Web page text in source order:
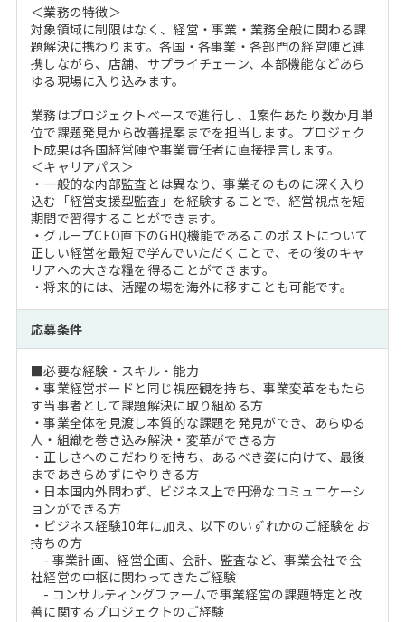
＜業務の特徴＞
対象領域に制限はなく、経営・事業・業務全般に関わる課
題解決に携わります。各国・各事業・各部門の経営陣と連
携しながら、店舗、サプライチェーン、本部機能などあら
ゆる現場に入り込みます。
業務はプロジェクトベースで進行し、1案件あたり数か月単
位で課題発見から改善提案までを担当します。プロジェク
ト成果は各国経営陣や事業責任者に直接提言します。
＜キャリアパス＞
・一般的な内部監査とは異なり、事業そのものに深く入り
込む「経営支援型監査」を経験することで、経営視点を短
期間で習得することができます。
・グループCEO直下のGHQ機能であるこのポストについて
正しい経営を最短で学んでいただくことで、その後のキャ
リアへの大きな糧を得ることができます。
・将来的には、活躍の場を海外に移すことも可能です。
応募条件
■必要な経験・スキル・能力
・事業経営ボードと同じ視座観を持ち、事業変革をもたら
す当事者として課題解決に取り組める方
・事業全体を見渡し本質的な課題を発見ができ、あらゆる
人・組織を巻き込み解決・変革ができる方
・正しさへのこだわりを持ち、あるべき姿に向けて、最後
まであきらめずにやりきる方
・日本国内外問わず、ビジネス上で円滑なコミュニケーシ
ョンができる方
・ビジネス経験10年に加え、以下のいずれかのご経験をお
持ちの方
- 事業計画、経営企画、会計、監査など、事業会社で会
社経営の中枢に関わってきたご経験
- コンサルティングファームで事業経営の課題特定と改
善に関するプロジェクトのご経験